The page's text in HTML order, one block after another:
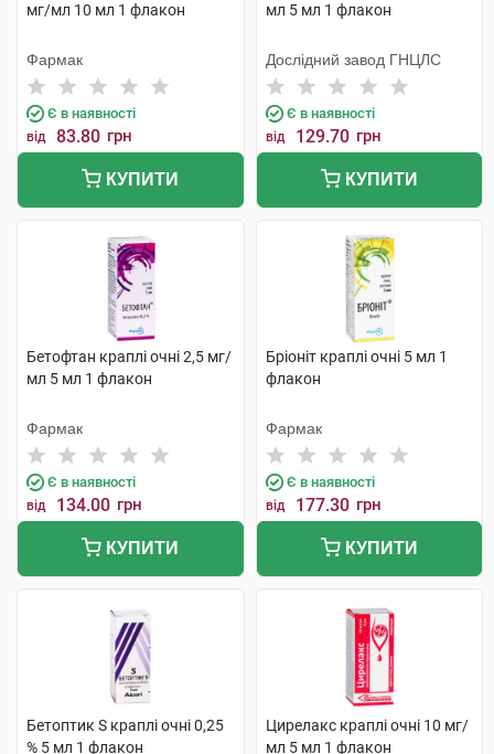
мг/мл 10 мл 1 флакон
Фармак
Є в наявності
від 83.80 грн
КУПИТИ
мл 5 мл 1 флакон
Дослідний завод ГНЦЛС
Є в наявності
від 129.70 грн
КУПИТИ
Бетофтан краплі очні 2,5 мг/
мл 5 мл 1 флакон
Фармак
Є в наявності
від 134.00 грн
КУПИТИ
Бріоніт краплі очні 5 мл 1
флакон
Фармак
Є в наявності
від 177.30 грн
КУПИТИ
Бетоптик S краплі очні 0,25
% 5 мл 1 флакон
Цирелакс краплі очні 10 мг/
мл 5 мл 1 флакон